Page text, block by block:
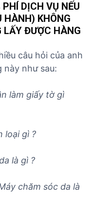
DỊCH VỤ NẾU
HÀNH) KHÔNG
LẤY ĐƯỢC HÀNG
câu hỏi của anh
này như sau:
làm giấy tờ gì
loại gì ?
là gì ?
chăm sóc da là